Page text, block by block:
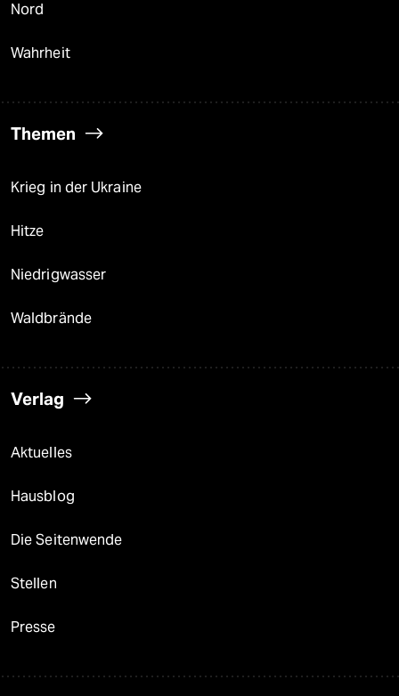
Nord
Wahrheit
Themen
Krieg in der Ukraine
Hitze
Niedrigwasser
Waldbrände
Verlag
Aktuelles
Hausblog
Die Seitenwende
Stellen
Presse